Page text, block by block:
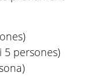
5 persones)